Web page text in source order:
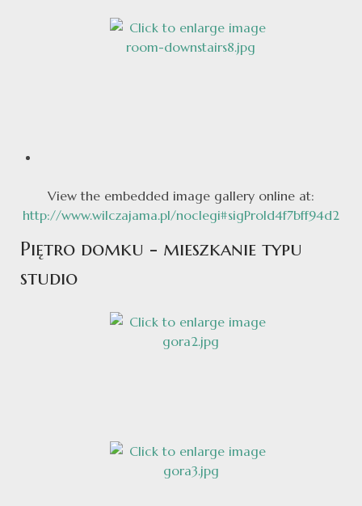
View the embedded image gallery online at:
http://www.wilczajama.pl/noclegi#sigProId4f7bff94d2
Piętro domku - mieszkanie typu
studio